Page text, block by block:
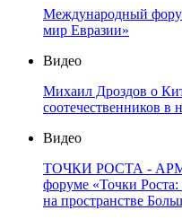
Международный
мир Евразии»
Видео
Михаил Дроздов о
соотечественников в
Видео
ТОЧКИ РОСТА -
форуме «Точки Роста:
на пространстве